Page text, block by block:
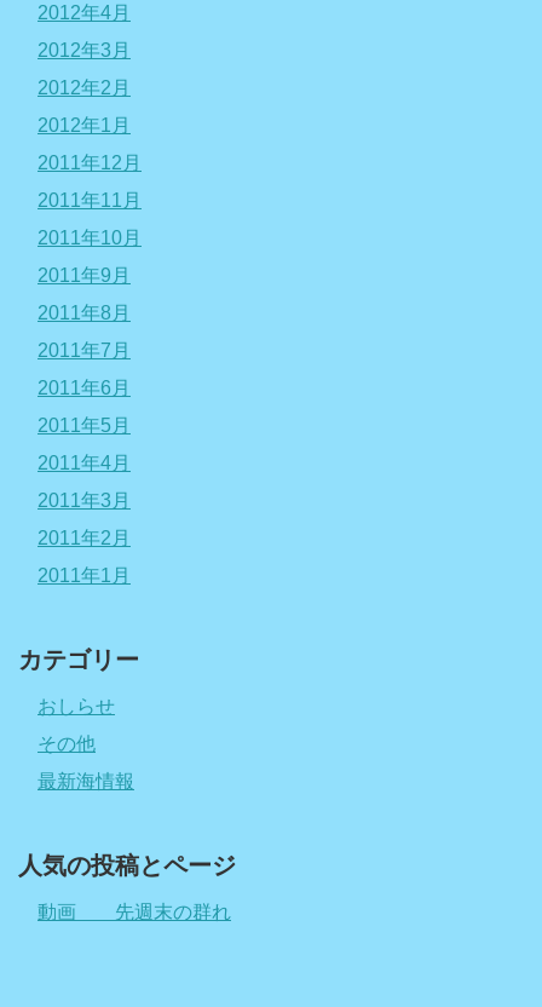
2012年4月
2012年3月
2012年2月
2012年1月
2011年12月
2011年11月
2011年10月
2011年9月
2011年8月
2011年7月
2011年6月
2011年5月
2011年4月
2011年3月
2011年2月
2011年1月
カテゴリー
おしらせ
その他
最新海情報
人気の投稿とページ
動画 先週末の群れ